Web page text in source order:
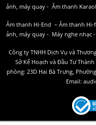
ảnh, máy quay - Âm thanh
Âm thanh Hi-End – Âm thanh Hi-
ảnh, máy quay - Máy nghe nhạc -
Công ty TNHH Dịch Vụ và
Sở Kế Hoạch và Đầu Tư
phòng: 23D Hai Bà Trưng,
Email: